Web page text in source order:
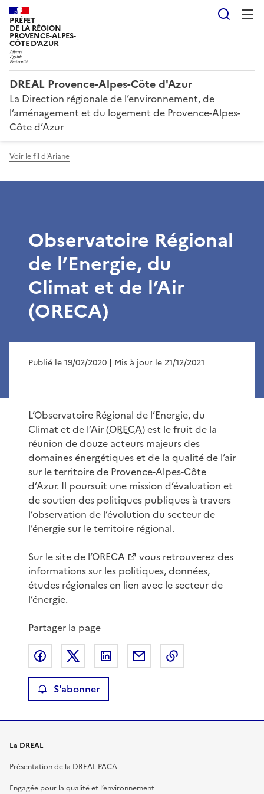
PRÉFET
DE LA RÉGION
PROVENCE-ALPES-
CÔTE D'AZUR
DREAL Provence-Alpes-Côte d'Azur
La Direction régionale de l’environnement, de
l’aménagement et du logement de Provence-Alpes-
Côte d’Azur
Voir le fil d'Ariane
Observatoire Régional
de l’Energie, du
Climat et de l’Air
(ORECA)
Publié le 19/02/2020 | Mis à jour le 21/12/2021
L’Observatoire Régional de l’Energie, du
Climat et de l’Air (ORECA) est le fruit de la
réunion de douze acteurs majeurs des
domaines énergétiques et de la qualité de l’air
sur le territoire de Provence-Alpes-Côte
d’Azur. Il poursuit une mission d’évaluation et
de soutien des politiques publiques à travers
l’observation de l’évolution du secteur de
l’énergie sur le territoire régional.
Sur lesite de l’ORECA
vous retrouverez des
informations sur les politiques, données,
études régionales en lien avec le secteur de
l’énergie.
Partager la page
Partager sur Facebook
Partager sur XPartager sur LinkedIn
Partager par email
S'abonner
La DREAL
Présentation de la DREAL PACA
Engagée pour la qualité et l’environnement